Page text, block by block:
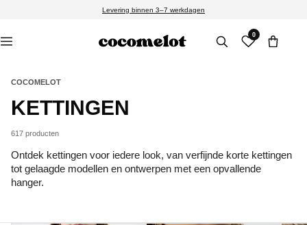
Levering binnen 3–7 werkdagen
0
COCOMELOT
C
O
L
L
KETTINGEN
617 producten
Ontdek kettingen voor iedere look, van verfijnde korte kettingen
tot gelaagde modellen en ontwerpen met een opvallende
hanger.